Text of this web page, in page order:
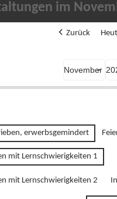
im
Zurück
erwerbsgemindert
mit Lernschwierigkeiten 1
mit Lernschwierigkeiten 2